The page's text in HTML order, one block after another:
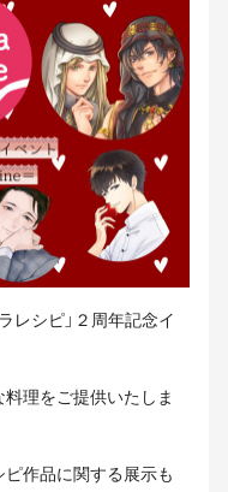
レシピ」２周年記念イ
理をご提供いたしま
ピ作品に関する展示も